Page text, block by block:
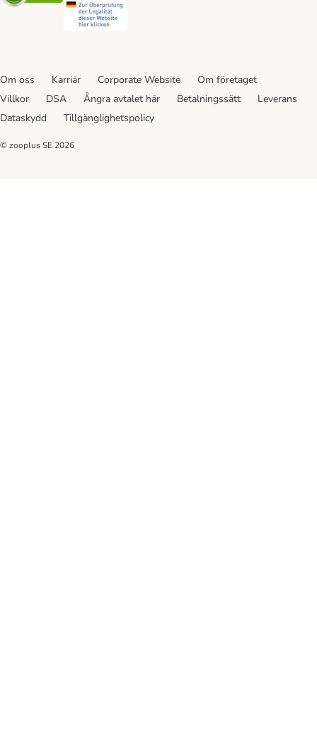
Om oss Karriär Corporate Website
Om företaget
Villkor
DSA Ångra avtalet här Betalningssätt
Leverans
Dataskydd
Tillgänglighetspolicy
© zooplus SE 2026